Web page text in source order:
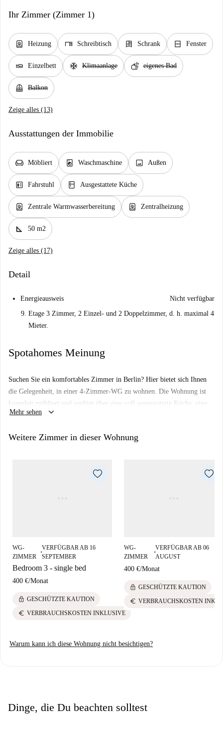
Ihr Zimmer (Zimmer 1)
water_heater Heizung desk Schreibtisch dresser Schrank window_closed Fenster
airline_seat_flat Einzelbett ac_unit Klimaanlage soap eigenes Bad
balcony Balkon
Zeige alles (13)
Ausstattungen der Immobilie
chair Möbliert local_laundry_service Waschmaschine image Außen
elevator Fahrstuhl kitchen Ausgestattete Küche
water_heater Zentrale Warmwasserbereitung water_heater Zentralheizung
square_foot 50 m2
Zeige alles (17)
Detail
Energieausweis
Nicht verfügbar
Etage 3 Zimmer, 2 Einzel- und 2 Doppelzimmer, d. h. maximal 4
Mieter.
Spotahomes Meinung
Suchen Sie ein komfortables Zimmer in Berlin? Hier bietet sich Ihnen
die Gelegenheit, in einer 4-Zimmer-WG zu wohnen. Die Wohnung ist
komplett möbliert und verfügt über eine voll ausgestattete Küche, eine
eigene Waschmaschine und eine Zentralheizung. Alle Nebenkosten,
Bitte beachten Sie, dass die Wohnung nicht klimatisiert ist und Haustiere
Die Wohnung befindet sich in Berlin und liegt in der Nähe wichtiger
Sehenswürdigkeiten wie dem Netto Marken-Discountmarkt, dem
Mehr sehen keyboard_arrow_down
Weitere Zimmer in dieser Wohnung
WG-
ZIMMER
■
VERFÜGBAR AB 16
SEPTEMBER
Bedroom 3 - single bed
400 €/Monat
lock GESCHÜTZTE KAUTION
euro VERBRAUCHSKOSTEN INKLUSIVE
WG-
ZIMMER
■
VERFÜGBAR AB 06
AUGUST
400 €/Monat
lock GESCHÜTZTE KAUTION
euro VERBRAUCHSKOSTEN
Warum kann ich diese Wohnung nicht besichtigen?
Dinge, die Du beachten solltest